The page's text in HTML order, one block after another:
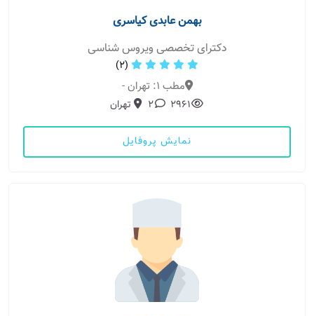
بهمن عابدی کیاسری
دکترای تخصصی ویروس شناسی
(2)
مطب 1: تهران -
2961
2 تهران
نمایش پروفایل